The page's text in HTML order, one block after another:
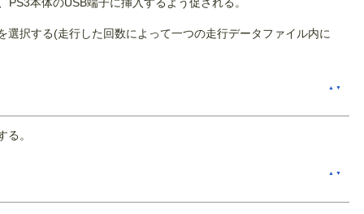
本体のUSB端子に挿入するよう促される。
択する(走行した回数によって一つの走行データファイル内に
▲ ▼
。
▲ ▼